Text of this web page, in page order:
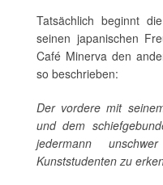
Tatsächlich beginnt
seinen japanischen
Café Minerva den
so beschrieben:
Der vordere mit
und dem
jedermann
Kunststudenten zu